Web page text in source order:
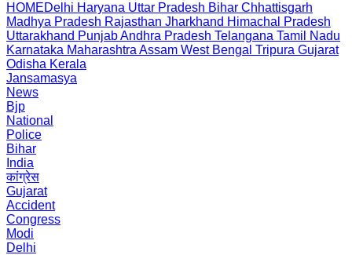
HOMEDelhi Haryana Uttar Pradesh Bihar Chhattisgarh
Madhya Pradesh Rajasthan Jharkhand Himachal Pradesh
Uttarakhand PunjabAndhra Pradesh Telangana Tamil Nadu
Karnataka Maharashtra Assam West Bengal Tripura Gujarat
Odisha Kerala
Jansamasya
News
Bjp
National
Police
Bihar
India
कांग्रेस
Gujarat
Accident
Congress
Modi
Delhi